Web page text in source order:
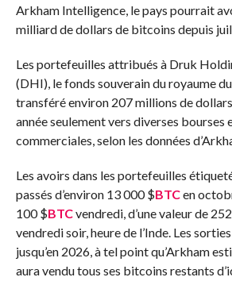
Arkham Intelligence, le pays pourrait
milliard de dollars de bitcoins depuis
Les portefeuilles attribués à Druk
(DHI), le fonds souverain du royaume
transféré environ 207 millions de
année seulement vers diverses bourses
commerciales, selon les données
Les avoirs dans les portefeuilles
passés d’environ 13 000$BTCen
100$BTCvendredi, d’une valeur de
vendredi soir, heure de l’Inde. Les
jusqu’en 2026, à tel point qu’Arkham
aura vendu tous ses bitcoins restants